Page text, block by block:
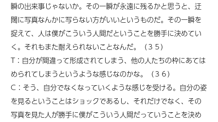
瞬の出来事じゃないか。その一瞬が永遠に残るかと思うと、迂
闊に写真なんかに写らない方がいいというものだ。その一瞬を
捉えて、人は僕がこういう人間だということを勝手に決めてい
く。それもまた耐えられないことなんだ。（３５）
T：自分が間違って形成されてしまう、他の人たちの枠にあては
められてしまうというような感じなのかな。（３６）
C：そう、自分でなくなっていくような感じを受ける。自分の姿
を見るということはショックであるし、それだけでなく、その
写真を見た人が勝手に僕がこういう人間だっていうことを決め